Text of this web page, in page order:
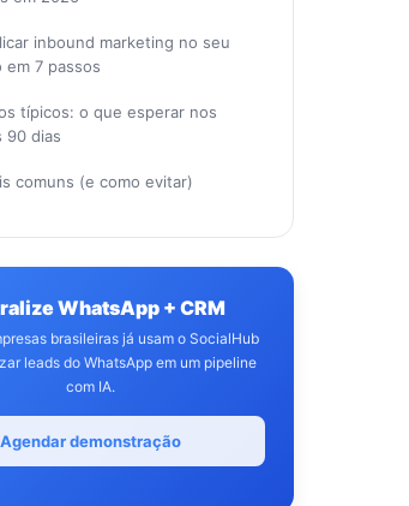
inbound marketing no seu
em 7 passos
típicos: o que esperar nos
90 dias
comuns (e como evitar)
WhatsApp + CRM
brasileiras já usam o SocialHub
leads do WhatsApp em um pipeline
com IA.
Agendar demonstração